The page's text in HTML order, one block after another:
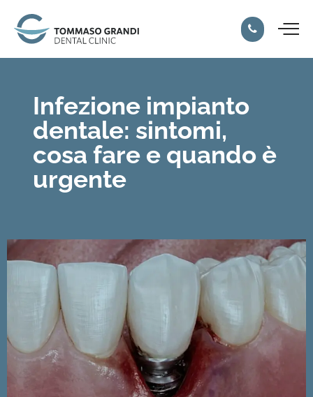
Infezione impianto
dentale: sintomi,
cosa fare e quando è
urgente